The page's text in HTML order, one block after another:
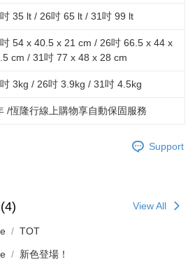
35 lt / 26吋 65 lt / 31吋 99 lt
54 x 40.5 x 21 cm / 26吋 66.5 x 44 x
cm / 31吋 77 x 48 x 28 cm
3kg / 26吋 3.9kg / 31吋 4.5kg
/恆隆行線上購物享自動保固服務
Support
View All
TOT
新色登場！